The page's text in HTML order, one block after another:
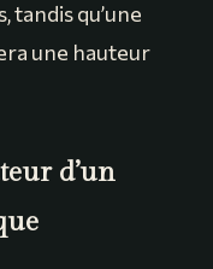
tandis qu’une
une hauteur
d’un